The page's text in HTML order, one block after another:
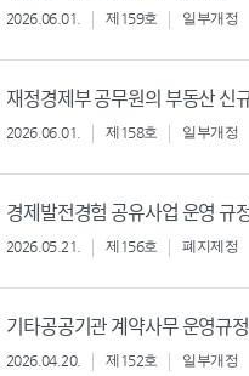
2026.06.01. 제159호 일부개정
재정경제부 공무원의 부동산 신
2026.06.01. 제158호 일부개정
경제발전경험 공유사업 운영 규
2026.05.21. 제156호 폐지제정
기타공공기관 계약사무 운영규정
2026.04.20. 제152호 일부개정